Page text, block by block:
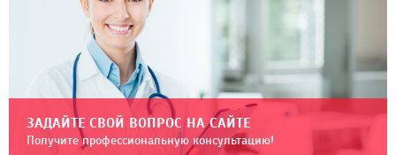
ЗАДАЙТЕ СВОЙ ВОПРОС НА САЙТЕ
Получите профессиональную консультацию!